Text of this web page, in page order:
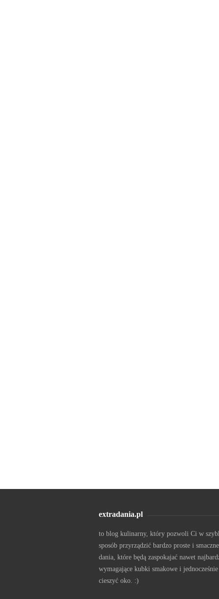
extradania.pl
to blog kulinarny, który pozwoli Ci w
sposób przyrządzić bardzo proste i smaczne
dania, które będą zaspokajać nawet
wymagające kubki smakowe i jednocześnie
cieszyć oko. :)